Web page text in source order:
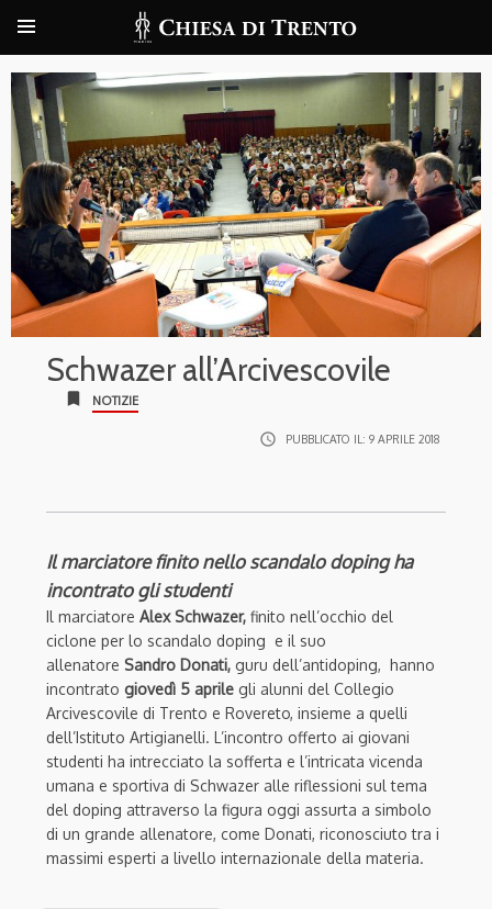
Schwazer all’Arcivescovile
bookmark NOTIZIE
access_time PUBBLICATO IL: 9 APRILE 2018
Il marciatore finito nello scandalo doping ha
incontrato gli studenti
Il marciatore Alex Schwazer, finito nell’occhio del
ciclone per lo scandalo doping e il suo
allenatore Sandro Donati, guru dell’antidoping, hanno
incontrato giovedì 5 aprile gli alunni del Collegio
Arcivescovile di Trento e Rovereto, insieme a quelli
dell’Istituto Artigianelli. L’incontro offerto ai giovani
studenti ha intrecciato la sofferta e l’intricata vicenda
umana e sportiva di Schwazer alle riflessioni sul tema
del doping attraverso la figura oggi assurta a simbolo
di un grande allenatore, come Donati, riconosciuto tra i
massimi esperti a livello internazionale della materia.